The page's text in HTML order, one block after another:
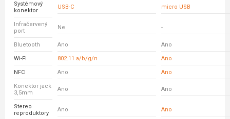
Systémový
konektor
USB-C micro USB
Infračervený
port
Ne -
Bluetooth Ano Ano
Wi-Fi 802.11 a/b/g/n Ano
NFC Ano Ano
Konektor jack
3,5mm
Ano Ano
Stereo
reproduktory
Ano Ano